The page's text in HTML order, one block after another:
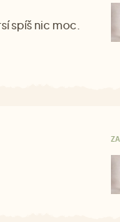
spíš nic moc.